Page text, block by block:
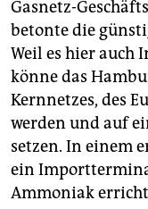
Gasnetz-
betonte die
Weil es hier auch
könne das
Kernnetzes, des
werden und auf
setzen. In einem
ein
Ammoniak